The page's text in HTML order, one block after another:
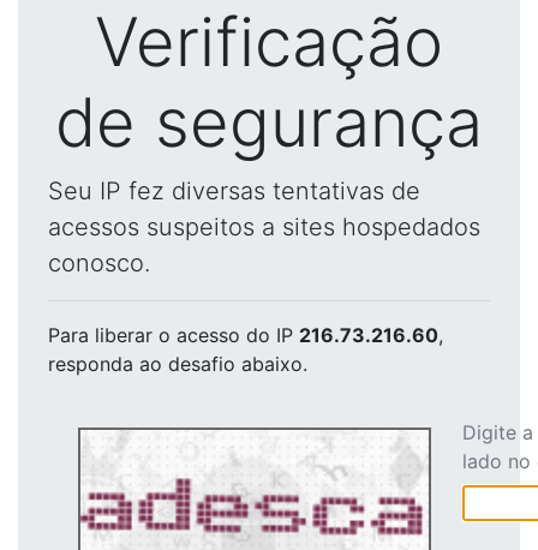
Verificação
de segurança
Seu IP fez diversas tentativas de
acessos suspeitos a sites hospedados
conosco.
Para liberar o acesso do IP 216.73.216.60,
responda ao desafio abaixo.
Digite
lado no